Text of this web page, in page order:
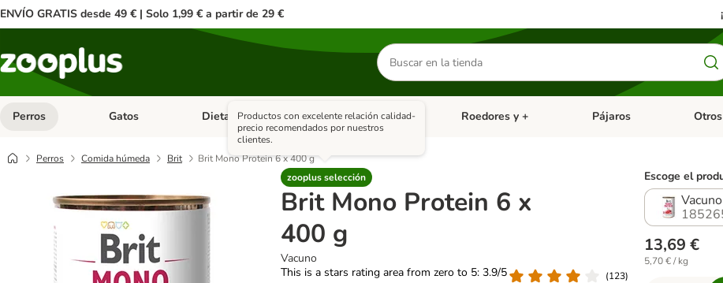
ENVÍO GRATIS desde 49 € | Solo 1,99 € a partir de 29 €
Buscar
productos
Perros Menú de categoria abierto: Perros
Gatos Menú de categoria abierto: Gatos
Dieta Vet. Menú de categoria abierto: Dieta Vet.
Antiparasitarios Menú de categoria abierto: Antiparasitarios
Roedores y + Menú de categoria abierto:
Pájaros Menú
Perros Comida húmeda Brit
Brit Mono Protein 6 x 400 g
zooplus selección
Productos con excelente relación calidad-
precio recomendados por nuestros
clientes.
Brit Mono Protein 6 x
400 g
Vacuno
This is a stars rating area from zero to 5: 3.9/5
(123)
Escoge el
Vacuno
13,69 €
5,70 € / kg